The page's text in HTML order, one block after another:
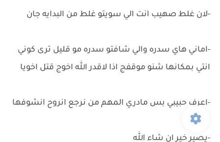
-لان غلط صهيب انت الي سويتو غلط من البدايه جان
-اماني هاي سدره والي شافتو سدره مو قليل ترى كوني
انتي بمكانها شنو موقفج اذا لاقدر الله اخوج قتل اخويا
-اعرف حبيبي بس مادري المهم من نرجع انروح انشوفها
-يصير خير ان شاء الله